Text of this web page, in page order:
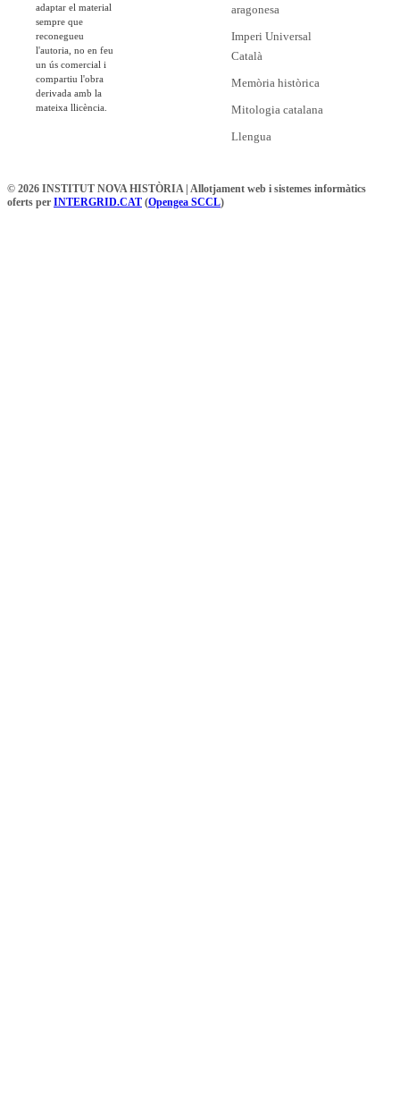
adaptar el material
sempre que
reconegueu
l'autoria, no en feu
un ús comercial i
compartiu l'obra
derivada amb la
mateixa llicència.
aragonesa
Imperi Universal
Català
Memòria històrica
Mitologia catalana
Llengua
© 2026 INSTITUT NOVA HISTÒRIA | Allotjament web i sistemes informàtics
oferts per INTERGRID.CAT (Opengea SCCL)